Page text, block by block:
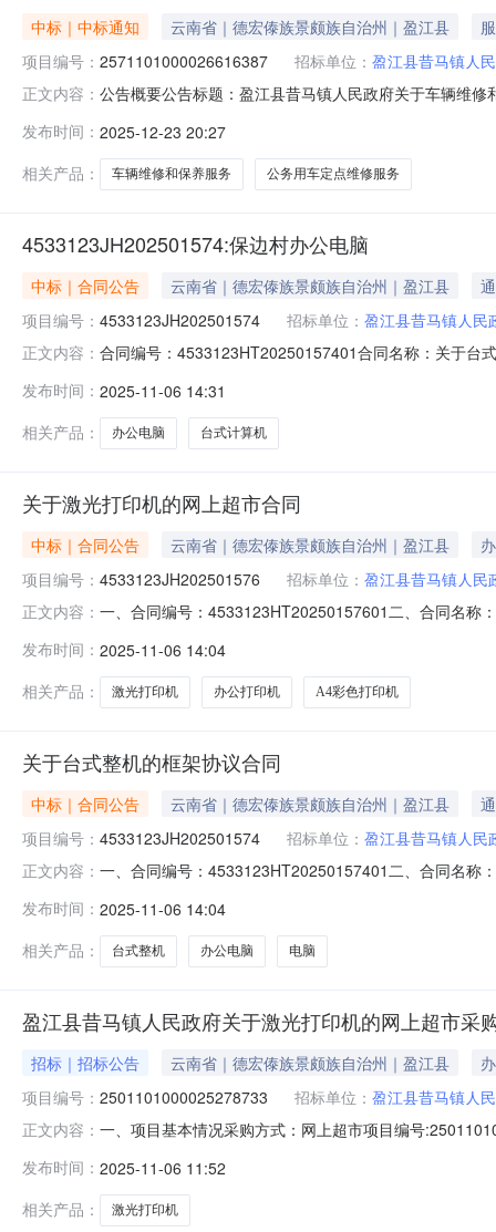
中标｜中标通知 云南省｜德宏傣族景颇族自治州｜盈江县
项目编号： 2571101000026616387 招标单位： 盈江县昔马镇人
正文内容： 公告概要公告标题：盈江县昔马镇人民政府关于车辆维
车辆维修和保养服务的框架协议采购项目项目编号：
发布时间： 2025-12-23 20:27
相关产品：
车辆维修和保养服务 公务用车定点维修服务
4533123JH202501574:保边村办公电脑
中标｜合同公告 云南省｜德宏傣族景颇族自治州｜盈江县
项目编号： 4533123JH202501574 招标单位： 盈江县昔马镇人民
正文内容： 合同编号：4533123HT20250157401合同名称：关于台
构：进口产品审核前公示：采购公告（或单一来源审核
发布时间： 2025-11-06 14:31
相关产品：
办公电脑 台式计算机
关于激光打印机的网上超市合同
中标｜合同公告 云南省｜德宏傣族景颇族自治州｜盈江县
项目编号： 4533123JH202501576 招标单位： 盈江县昔马镇人民
正文内容： 一、合同编号：4533123HT20250157601二、合同名称
合同主要信息主要标的名称：打印机规格型号（或服务
发布时间： 2025-11-06 14:04
相关产品：
激光打印机 办公打印机 A4彩色打印机
关于台式整机的框架协议合同
中标｜合同公告 云南省｜德宏傣族景颇族自治州｜盈江县
项目编号： 4533123JH202501574 招标单位： 盈江县昔马镇人民
正文内容： 一、合同编号：4533123HT20250157401二、合同名称
主要信息主要标的名称：电脑规格型号（或服务要求）
发布时间： 2025-11-06 14:04
相关产品：
台式整机 办公电脑 电脑
盈江县昔马镇人民政府关于激光打印机的网上超市采
招标｜招标公告 云南省｜德宏傣族景颇族自治州｜盈江县
项目编号： 2501101000025278733 招标单位： 盈江县昔马镇人
正文内容： 一、项目基本情况采购方式：网上超市项目编号
资格要求：1.满足《中华人民共和国政府采购法》第二
发布时间： 2025-11-06 11:52
相关产品：
激光打印机